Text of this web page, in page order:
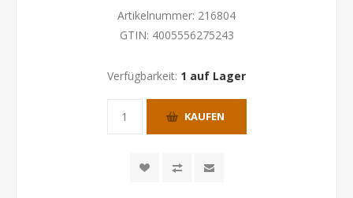
Artikelnummer: 216804
GTIN: 4005556275243
Verfügbarkeit: 1 auf Lager
KAUFEN